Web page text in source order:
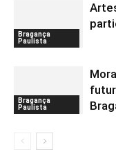
Bragança
Paulista
Bragança
Paulista